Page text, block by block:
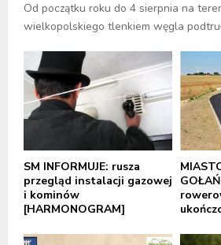
Od początku roku do 4 sierpnia na
wielkopolskiego tlenkiem węgla
SM INFORMUJE: rusza
przegląd instalacji gazowej
i kominów
[HARMONOGRAM]